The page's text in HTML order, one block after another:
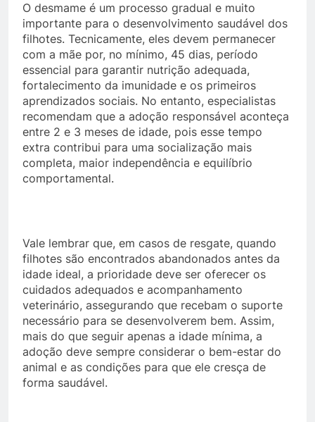
O desmame é um processo gradual e muito
importante para o desenvolvimento saudável dos
filhotes. Tecnicamente, eles devem permanecer
com a mãe por, no mínimo, 45 dias, período
essencial para garantir nutrição adequada,
fortalecimento da imunidade e os primeiros
aprendizados sociais. No entanto, especialistas
recomendam que a adoção responsável aconteça
entre 2 e 3 meses de idade, pois esse tempo
extra contribui para uma socialização mais
completa, maior independência e equilíbrio
comportamental.
Vale lembrar que, em casos de resgate, quando
filhotes são encontrados abandonados antes da
idade ideal, a prioridade deve ser oferecer os
cuidados adequados e acompanhamento
veterinário, assegurando que recebam o suporte
necessário para se desenvolverem bem. Assim,
mais do que seguir apenas a idade mínima, a
adoção deve sempre considerar o bem-estar do
animal e as condições para que ele cresça de
forma saudável.